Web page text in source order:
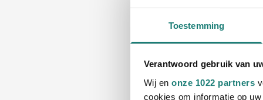
Toestemming
Verantwoord gebruik van
Wij en onze 1022 partners
cookies om informatie op